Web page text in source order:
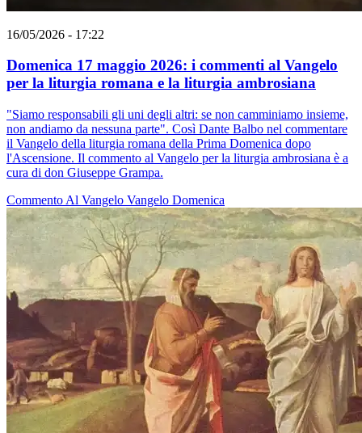
16/05/2026 - 17:22
Domenica 17 maggio 2026: i commenti al Vangelo
per la liturgia romana e la liturgia ambrosiana
"Siamo responsabili gli uni degli altri: se non camminiamo insieme,
non andiamo da nessuna parte". Così Dante Balbo nel commentare
il Vangelo della liturgia romana della Prima Domenica dopo
l'Ascensione. Il commento al Vangelo per la liturgia ambrosiana è a
cura di don Giuseppe Grampa.
Commento Al Vangelo Vangelo Domenica